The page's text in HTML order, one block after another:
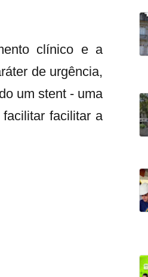
clínico e a
de urgência,
um stent - uma
facilitar a